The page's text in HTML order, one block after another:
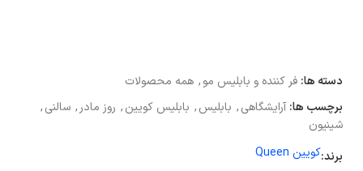
دسته ها: فر کننده و بابلیس مو, همه محصولات
برچسب ها: آرایشگاهی, بابلیس, بابلیس کویین, روز مادر , سالنی,
شینیون
برند:کویین Queen